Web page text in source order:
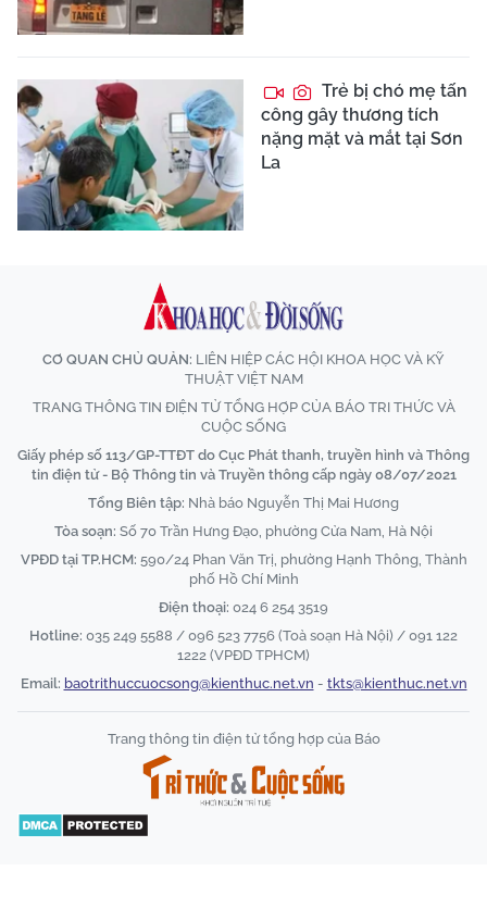
Trẻ bị chó mẹ tấn
công gây thương tích
nặng mặt và mắt tại Sơn
La
CƠ QUAN CHỦ QUẢN: LIÊN HIỆP CÁC HỘI KHOA HỌC VÀ KỸ
THUẬT VIỆT NAM
TRANG THÔNG TIN ĐIỆN TỬ TỔNG HỢP CỦA BÁO TRI THỨC VÀ
CUỘC SỐNG
Giấy phép số 113/GP-TTĐT do Cục Phát thanh, truyền hình và Thông
tin điện tử - Bộ Thông tin và Truyền thông cấp ngày 08/07/2021
Tổng Biên tập: Nhà báo Nguyễn Thị Mai Hương
Tòa soạn: Số 70 Trần Hưng Đạo, phường Cửa Nam, Hà Nội
VPĐD tại TP.HCM: 590/24 Phan Văn Trị, phường Hạnh Thông, Thành
phố Hồ Chí Minh
Điện thoại: 024 6 254 3519
Hotline: 035 249 5588 / 096 523 7756 (Toà soạn Hà Nội) / 091 122
1222 (VPĐD TPHCM)
Email: baotrithuccuocsong@kienthuc.net.vn - tkts@kienthuc.net.vn
Trang thông tin điện tử tổng hợp của Báo